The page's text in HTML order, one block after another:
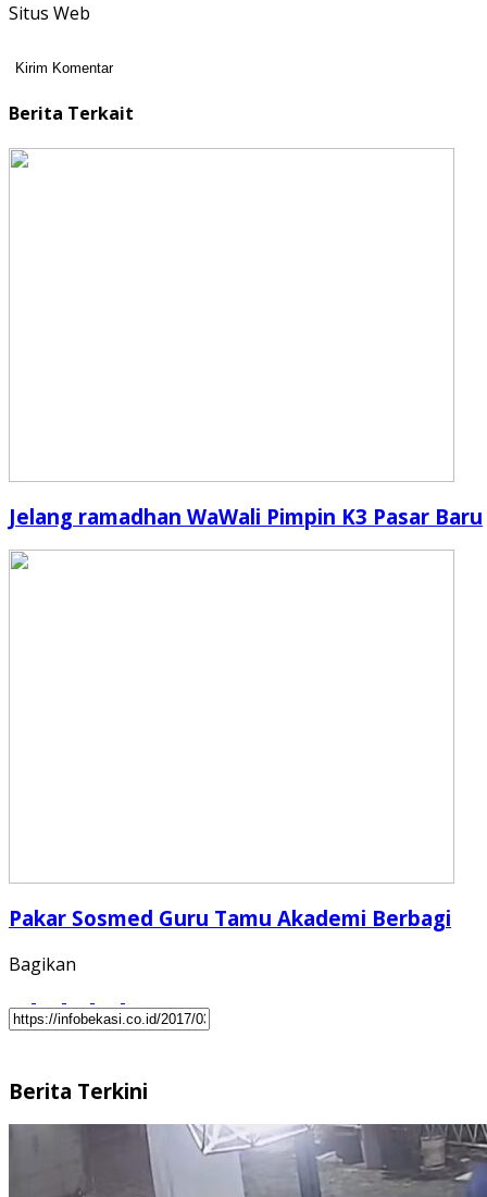
Situs Web
Berita Terkait
Jelang ramadhan WaWali Pimpin K3 Pasar Baru
Pakar Sosmed Guru Tamu Akademi Berbagi
Bagikan
Berita Terkini